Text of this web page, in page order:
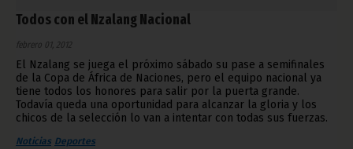
Todos con el Nzalang Nacional
febrero 01, 2012
El Nzalang se juega el próximo sábado su pase a semifinales
de la Copa de África de Naciones, pero el equipo nacional ya
tiene todos los honores para salir por la puerta grande.
Todavía queda una oportunidad para alcanzar la gloria y los
chicos de la selección lo van a intentar con todas sus fuerzas.
Noticias Deportes